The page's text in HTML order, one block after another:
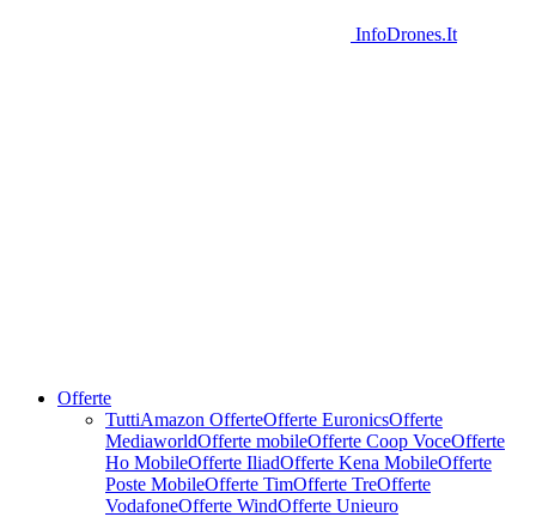
InfoDrones.It
Offerte
TuttiAmazon OfferteOfferte EuronicsOfferte
MediaworldOfferte mobileOfferte Coop VoceOfferte
Ho MobileOfferte IliadOfferte Kena MobileOfferte
Poste MobileOfferte TimOfferte TreOfferte
VodafoneOfferte WindOfferte Unieuro